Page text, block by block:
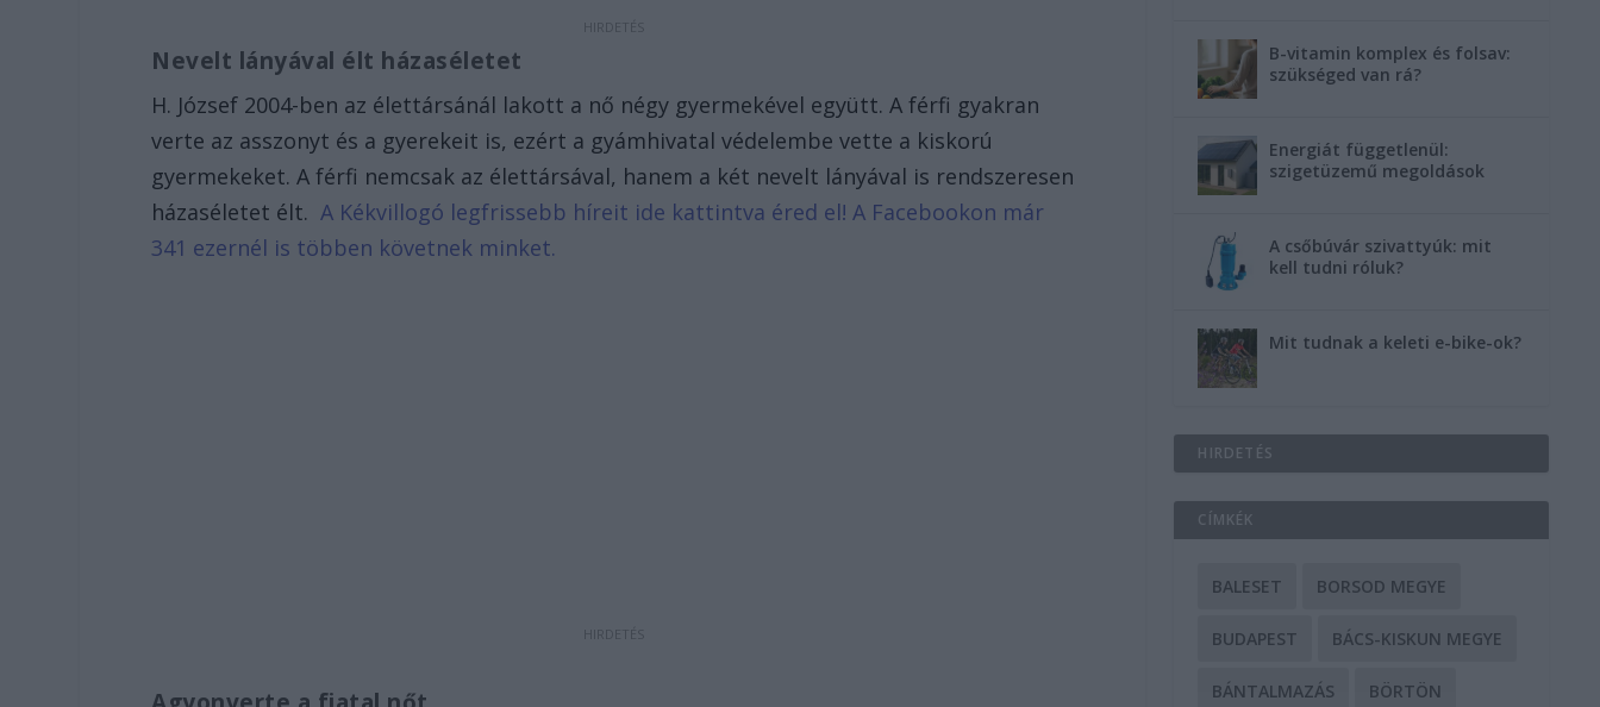
Nevelt lányával élt házaséletet
H. József 2004-ben az élettársánál lakott a nő négy gyermekével együtt. A férfi gyakran
verte az asszonyt és a gyerekeit is, ezért a gyámhivatal védelembe vette a kiskorú
gyermekeket. A férfi nemcsak az élettársával, hanem a két nevelt lányával is rendszeresen
házaséletet élt.A Kékvillogó legfrissebb híreit ide kattintva éred el! A Facebookon már
341 ezernél is többen követnek minket.
B-vitamin komplex és folsav:
szükséged van rá?
Energiát függetlenül:
szigetüzemű megoldások
A csőbúvár szivattyúk: mit
kell tudni róluk?
Mit tudnak a keleti e-bike-ok?
HIRDETÉS
CÍMKÉK
BALESET BORSOD MEGYE
BUDAPEST BÁCS-KISKUN MEGYE
BÁNTALMAZÁS BÖRTÖN